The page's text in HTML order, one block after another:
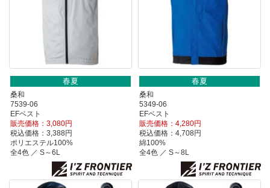
春夏
桑和
7539-06
EFベスト
販売価格：3,080円
税込価格：3,388円
ポリエステル100%
全4色 ／ S～6L
春夏
桑和
5349-06
EFベスト
販売価格：4,280円
税込価格：4,708円
綿100%
全4色 ／ S～8L